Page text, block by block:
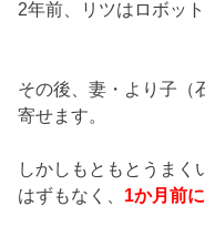
2年前、リツはロボッ
その後、妻・より子（
寄せます。
しかしもともとうまく
はずもなく、 1か月前